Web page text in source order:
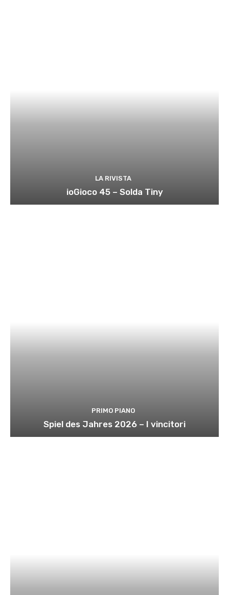
LA RIVISTA
ioGioco 45 – Solda Tiny
PRIMO PIANO
Spiel des Jahres 2026 – I vincitori